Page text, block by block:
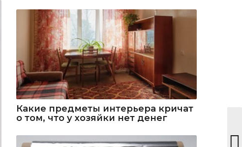
Какие предметы интерьера кричат
о том, что у хозяйки нет денег